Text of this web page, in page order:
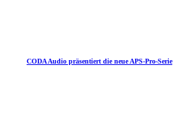
CODA Audio präsentiert die neue APS-Pro-Serie